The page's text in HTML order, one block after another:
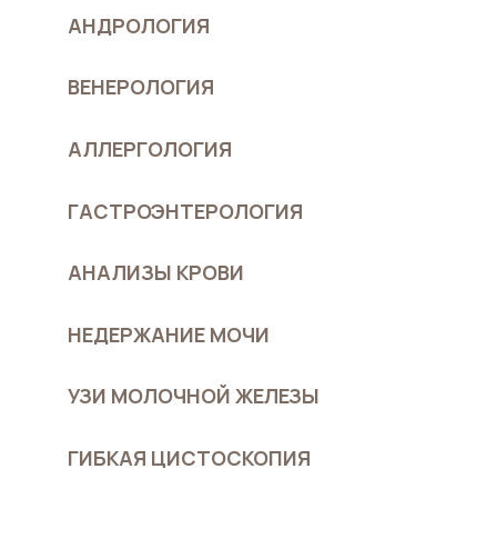
АНДРОЛОГИЯ
ВЕНЕРОЛОГИЯ
АЛЛЕРГОЛОГИЯ
ГАСТРОЭНТЕРОЛОГИЯ
АНАЛИЗЫ КРОВИ
НЕДЕРЖАНИЕ МОЧИ
УЗИ МОЛОЧНОЙ ЖЕЛЕЗЫ
ГИБКАЯ ЦИСТОСКОПИЯ